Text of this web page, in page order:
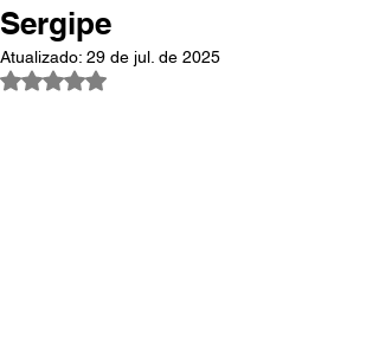
Sergipe
Atualizado: 29 de jul. de 2025
Avaliado com NaN de 5 estrelas.